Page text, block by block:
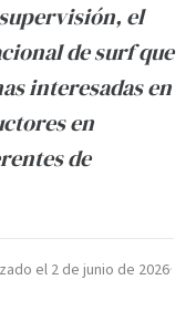
el
de surf que
interesadas en
en
de
el 2 de junio de 2026·